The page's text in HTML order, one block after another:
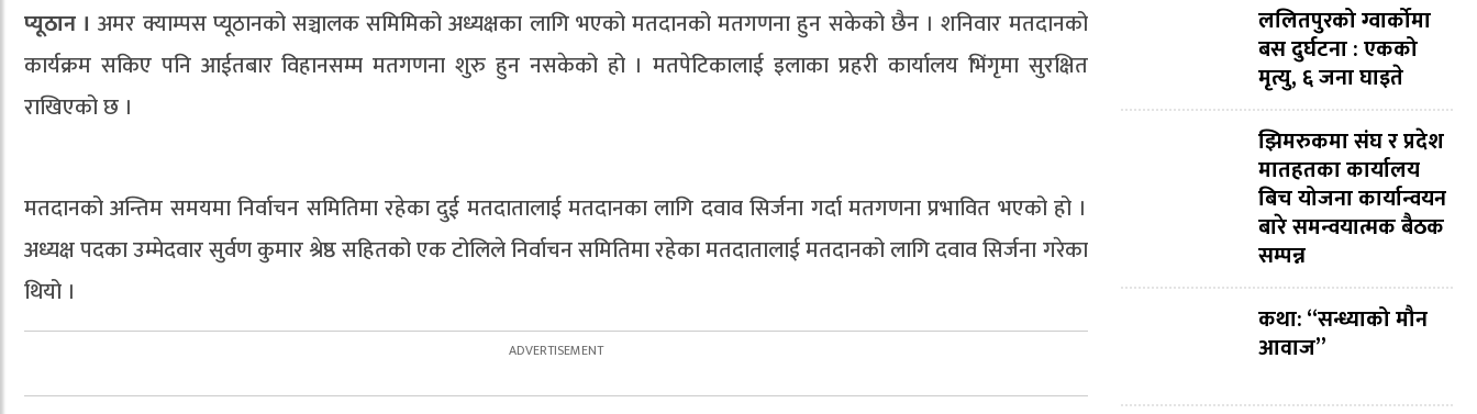
प्यूठान । अमर क्याम्पस प्यूठानको सञ्चालक समिमिको अध्यक्षका लागि भएको मतदानको मतगणना हुन सकेको छैन । शनिवार मतदानको
कार्यक्रम सकिए पनि आईतबार विहानसम्म मतगणना शुरु हुन नसकेको हो । मतपेटिकालाई इलाका प्रहरी कार्यालय भिंगृमा सुरक्षित
राखिएको छ ।
मतदानको अन्तिम समयमा निर्वाचन समितिमा रहेका दुई मतदातालाई मतदानका लागि दवाव सिर्जना गर्दा मतगणना प्रभावित भएको हो ।
अध्यक्ष पदका उम्मेदवार सुर्वण कुमार श्रेष्ठ सहितको एक टोलिले निर्वाचन समितिमा रहेका मतदातालाई मतदानको लागि दवाव सिर्जना गरेका
थियो ।
ललितपुरको ग्वार्कोमा
बस दुर्घटना : एकको
मृत्यु, ६ जना घाइते
झिमरुकमा संघ र प्रदेश
मातहतका कार्यालय
बिच योजना कार्यान्वयन
बारे समन्वयात्मक बैठक
सम्पन्न
कथा: “सन्ध्याको मौन
आवाज”